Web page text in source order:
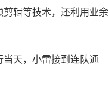
辑等技术，还利用业余
天，小雷接到连队通